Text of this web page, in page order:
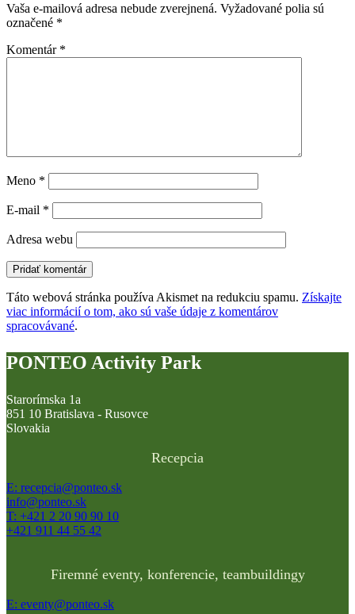
Vaša e-mailová adresa nebude zverejnená. Vyžadované polia sú
označené *
Komentár *
Meno *
E-mail *
Adresa webu
Táto webová stránka používa Akismet na redukciu spamu. Získajte
viac informácií o tom, ako sú vaše údaje z komentárov
spracovávané.
PONTEO Activity Park
Starorímska 1a
851 10 Bratislava - Rusovce
Slovakia
Recepcia
E: recepcia@ponteo.sk
info@ponteo.sk
T: +421 2 20 90 90 10
+421 911 44 55 42
Firemné eventy, konferencie, teambuildingy
E: eventy@ponteo.sk